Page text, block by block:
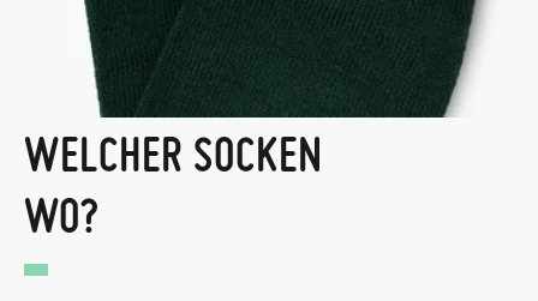
Um einen Artikel umzutauschen, senden Sie bitte Ihr
ursprüngliches Paar unter Verwendung des bereitgestellten
Etiketts bei einer Postfiliale zurück und geben Sie eine neue
Stil auf.
WELCHER SOCKEN
WO?